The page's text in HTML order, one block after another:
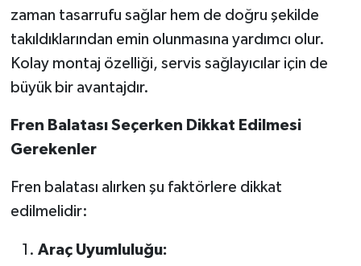
zaman tasarrufu sağlar hem de doğru şekilde
takıldıklarından emin olunmasına yardımcı olur.
Kolay montaj özelliği, servis sağlayıcılar için de
büyük bir avantajdır.
Fren Balatası Seçerken Dikkat Edilmesi
Gerekenler
Fren balatası alırken şu faktörlere dikkat
edilmelidir:
Araç Uyumluluğu: